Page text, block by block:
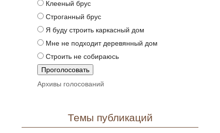
Клееный брус
Строганный брус
Я буду строить каркасный дом
Мне не подходит деревянный дом
Строить не собираюсь
Архивы голосований
Темы публикаций